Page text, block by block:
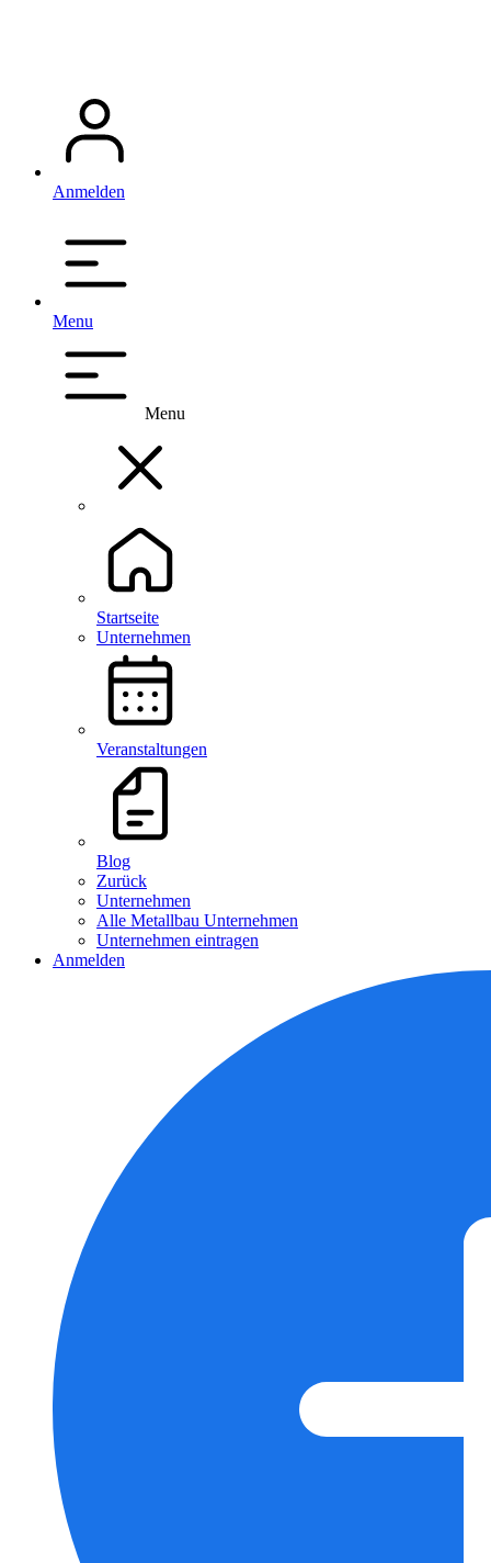
Anmelden
Menu
Menu
Startseite
Unternehmen
Veranstaltungen
Blog
Zurück
Unternehmen
Alle Metallbau Unternehmen
Unternehmen eintragen
Anmelden